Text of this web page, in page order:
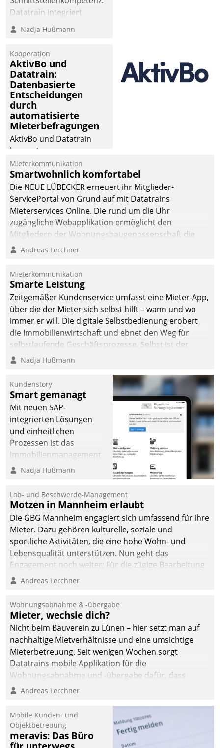
Wohnungsunternehmen
und PropTech.
Datatrain integriert
Yarowas Portal zur
Vergabe und Verwaltung
operativen
Instandhaltung in die
SAP-Systemlandschaft
deutscher
Wohnungsunternehmen
– und beschleunigt damit
den Weg vom
Mieteranliegen zum
Nadja Hußmann
Kooperation
AktivBo und
Datatrain:
Datenbasierte
Entscheidungen
durch
automatisierte
Mieterbefragungen
AktivBo und Datatrain
kooperieren –
Immobilienunternehmen
profitieren: Die nahtlose
Integration der Lösungen
von AktivBo und
Datatrain ermöglicht
automatisiert ausgelöste,
zielgerichtete
Mieterbefragungen – eine
starke Grundlage für
intelligente,
datengestützte
Entscheidungen.
Mieterkommunikation
Smartwohnlich komfortabel
Die NEUE LÜBECKER erneuert ihr Mitglieder-
ServicePortal von Grund auf mit Datatrains
Mieterservices Online. Die rund um die Uhr
zugängliche Webapplikation ermöglicht den
Mitgliedern der Wohnungs­bau­genossenschaft die
Kontaktaufnahme per Smartphone, Tablet oder PC.
Andreas Lerchner
Mieterkommunikation
Smarte Leistung
Zeitgemäßer Kundenservice umfasst eine Mieter-App,
über die der Mieter sich selbst hilft – wann und wo
immer er will. Die digitale Selbstbedienung erobert
die Immobilienwirtschaft und ebnet den Weg für
selbstlaufende Geschäftsprozesse. Selbst ist der
Kunde und smart der Serviceanbieter.
Nadja Hußmann
Kundenstory
Smart gemanagt
Mit neuen SAP-
integrierten Lösungen
und einheitlichen
Prozessen ist das
Immobilienmanagement
der Bayerischen
Ressort Kapitalanlage für
künftige Aufgaben und
Herausforderungen
gerüstet.
Nadja Hußmann
Lob- und Beschwerde-Management
Motzen in Mannheim erlaubt
Die GBG Mannheim engagiert sich umfassend für ihre
Mieter. Dazu gehören kulturelle, soziale und
sportliche Aktivitäten, die eine hohe Wohn- und
Lebensqualität unterstützen. Nun geht das
Engagement noch weiter: Für die zügige Bearbeitung
von Beschwerden – oder Lob – richtet das
und Beschwerde-Management einen eigenen Kanal
ein.
Andreas Lerchner
Wohnungsabnahme & -übergabe
Mieter, wechsle dich?
Nicht beim Bauverein zu Lünen – hier setzt man auf
nachhaltige Mietverhältnisse und eine umsichtige
Mieterbetreuung. Seit wenigen Wochen sorgt
Datatrains mobile Applikation für die
Wohnungsabnahme und -übergabe dafür, dass
Mieter wohlgeordnet kommen und, so es sein muss,
Andreas Lerchner
Mobile Kunden- und
Objektbetreuung
meravis: Das Büro